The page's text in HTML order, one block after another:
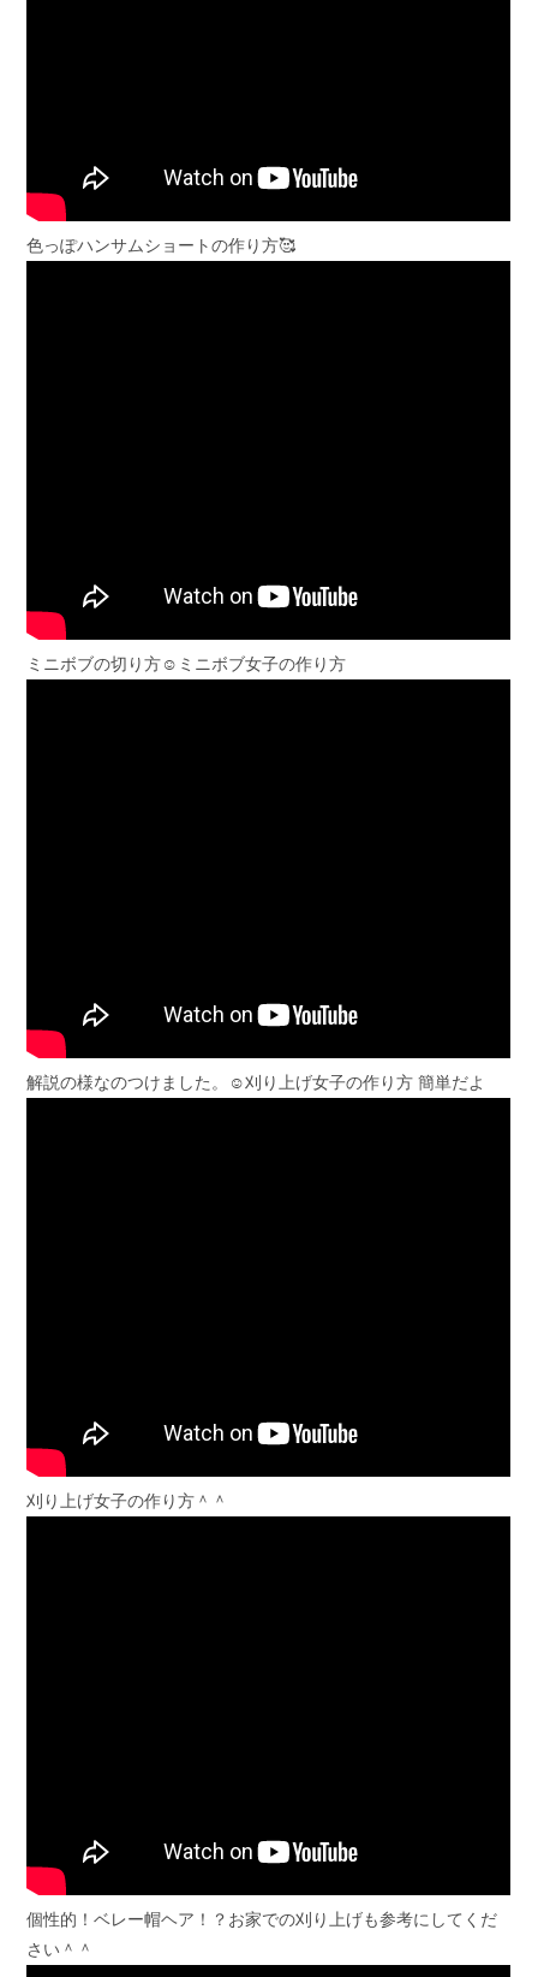
色っぽハンサムショートの作り方🥰
ミニボブの切り方☺️ミニボブ女子の作り方
解説の様なのつけました。☺️刈り上げ女子の作り方 簡単だよ
刈り上げ女子の作り方＾＾
個性的！ベレー帽ヘア！？お家での刈り上げも参考にしてくだ
さい＾＾